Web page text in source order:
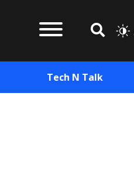
Tech N Talk